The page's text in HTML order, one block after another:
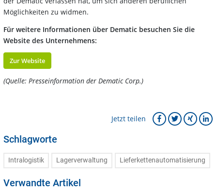
Möglichkeiten zu widmen.
Für weitere Informationen über Dematic besuchen Sie die
Website des Unternehmens:
Zur Website
(Quelle: Presseinformation der Dematic Corp.)
Jetzt teilen
Schlagworte
Intralogistik Lagerverwaltung Lieferkettenautomatisierung
Verwandte Artikel